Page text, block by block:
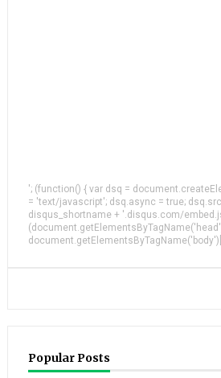
'; (function() { var dsq =
= 'text/javascript'; dsq.async = true;
disqus_shortname + '.disqus.com/
Popular Posts